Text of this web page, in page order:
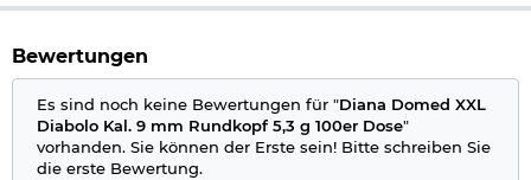
Bewertungen
Es sind noch keine Bewertungen für "Diana Domed XXL
Diabolo Kal. 9 mm Rundkopf 5,3 g 100er Dose"
vorhanden. Sie können der Erste sein! Bitte schreiben Sie
die erste Bewertung.